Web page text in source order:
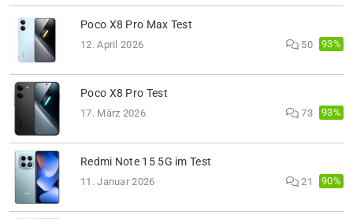
Poco X8 Pro Max Test
12. April 2026 50 93%
Poco X8 Pro Test
17. März 2026 73 93%
Redmi Note 15 5G im Test
11. Januar 2026 21 90%